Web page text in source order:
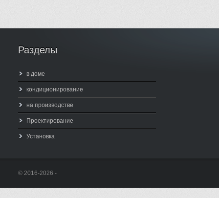
Разделы
в доме
кондиционирование
на производстве
Проектирование
Установка
© 2016-2026 -